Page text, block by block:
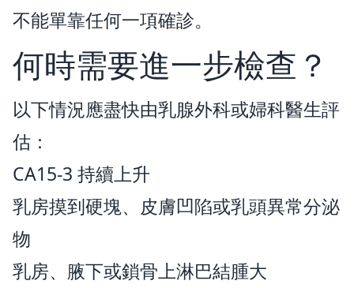
不能單靠任何一項確診。
何時需要進一步檢查？
以下情況應盡快由乳腺外科或婦科醫生評
估：
CA15-3 持續上升
乳房摸到硬塊、皮膚凹陷或乳頭異常分泌
物
乳房、腋下或鎖骨上淋巴結腫大